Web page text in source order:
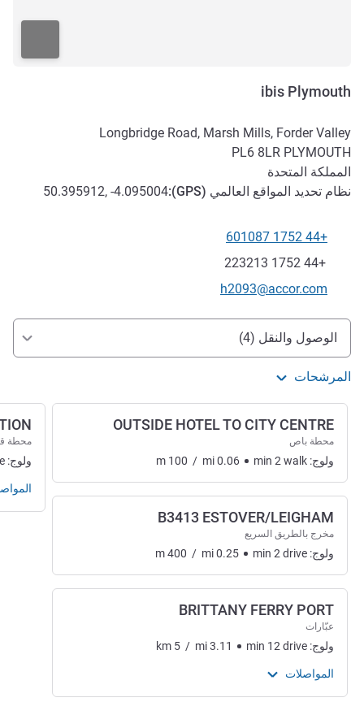
ibis Plymouth
Longbridge Road, Marsh Mills, Forder Valley
PL6 8LR PLYMOUTH
المملكة المتحدة
نظام تحديد المواقع العالمي (GPS
):
50.395912, -4.095004
الهاتف
+44 1752 601087
فاكس
+44 1752 223213
تواصل معنا عبر البريد الإلكتروني
h2093@accor.com
الوصول والتنقل
الوصول والنقل (4)
المرشحات
OUTSIDE HOTEL TO CITY CENTRE
محطة باص
ولوج: m 100 / mi0.06 min 2 walk
B3413 ESTOVER/LEIGHAM
مخرج بالطريق السريع
ولوج: m400 / mi0.25 min 2 drive
BRITTANY FERRY PORT
عبّارات
ولوج: km 5 / mi3.11 min 12 drive
المواصلات
محطة
ولوج: